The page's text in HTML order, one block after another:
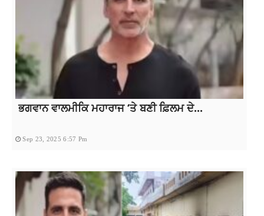
ਭਗਵਾਨ ਵਾਲਮੀਕਿ ਮਹਾਰਾਜ ‘ਤੇ ਬਣੀ ਫ਼ਿਲਮ ਦੇ...
Sep 23, 2025 6:57 Pm